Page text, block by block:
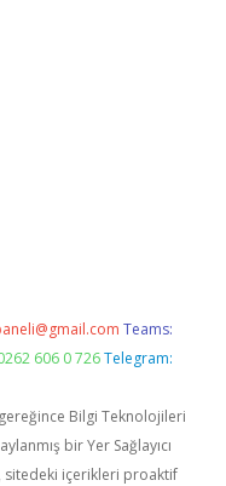
Teams:
606 0 726 Telegram:
gereğince Bilgi Teknolojileri
bir Yer Sağlayıcı
sitedeki içerikleri proaktif